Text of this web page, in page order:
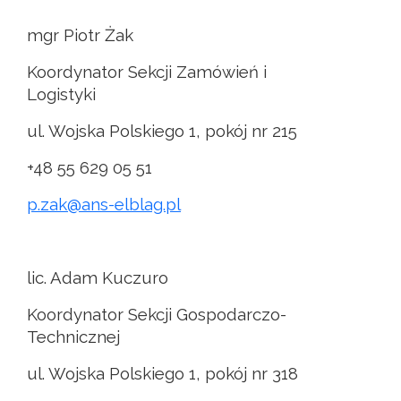
mgr Piotr Żak
Koordynator Sekcji Zamówień i
Logistyki
ul. Wojska Polskiego 1, pokój nr 215
+48 55 629 05 51
p.zak@ans-elblag.pl
lic. Adam Kuczuro
Koordynator Sekcji Gospodarczo-
Technicznej
ul. Wojska Polskiego 1, pokój nr 318